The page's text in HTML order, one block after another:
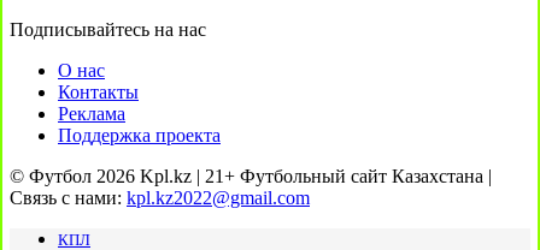
Подписывайтесь на нас
О нас
Контакты
Реклама
Поддержка проекта
© Футбол 2026 Kpl.kz | 21+ Футбольный сайт Казахстана |
Связь с нами: kpl.kz2022@gmail.com
КПЛ